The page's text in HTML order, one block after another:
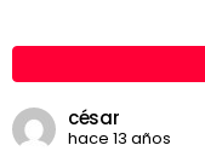
césar
hace 13 años